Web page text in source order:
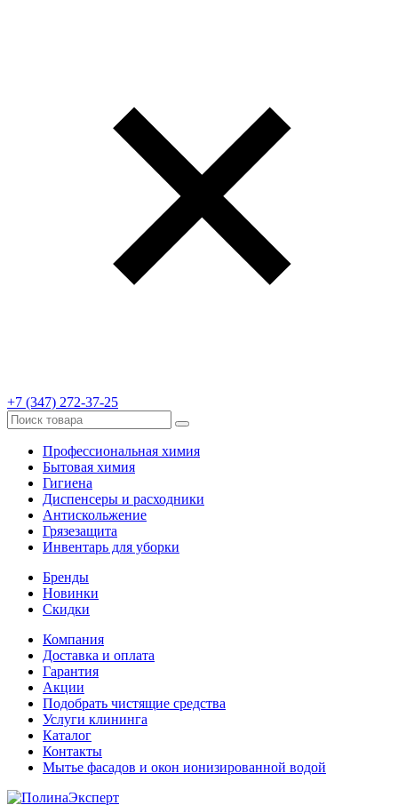
+7 (347) 272-37-25
Профессиональная химия
Бытовая химия
Гигиена
Диспенсеры и расходники
Антискольжение
Грязезащита
Инвентарь для уборки
Бренды
Новинки
Скидки
Компания
Доставка и оплата
Гарантия
Акции
Подобрать чистящие средства
Услуги клининга
Каталог
Контакты
Мытье фасадов и окон ионизированной водой